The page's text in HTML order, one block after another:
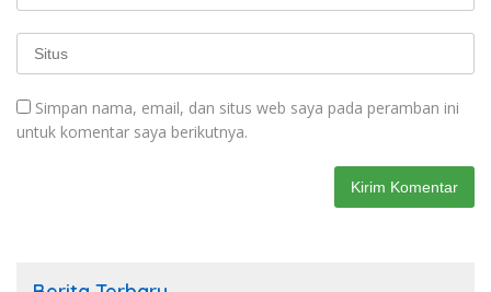
Simpan nama, email, dan situs web saya pada peramban ini
untuk komentar saya berikutnya.